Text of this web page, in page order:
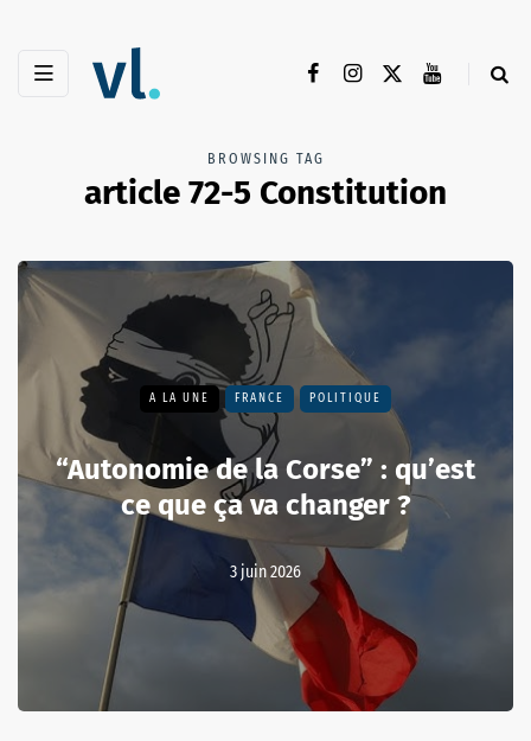
BROWSING TAG
article 72-5 Constitution
A LA UNE FRANCE POLITIQUE
“Autonomie de la Corse” : qu’est
ce que ça va changer ?
3 juin 2026